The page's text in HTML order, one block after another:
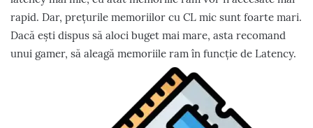
rapid. Dar, prețurile memoriilor cu CL mic sunt foarte mari.
Dacă ești dispus să aloci buget mai mare, asta recomand
unui gamer, să aleagă memoriile ram în funcție de Latency.